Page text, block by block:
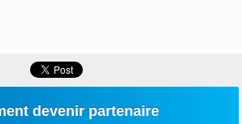
devenir partenaire